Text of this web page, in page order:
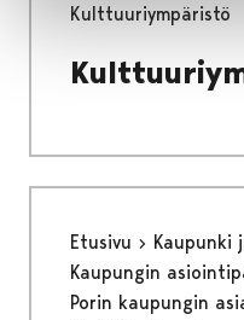
Kulttuuriympäristö
Etusivu Kaupunki
Kaupungin
Porin kaupungin